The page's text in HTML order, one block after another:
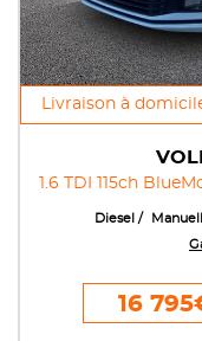
Livraison à
1.6 TDI 115ch
Diesel
16